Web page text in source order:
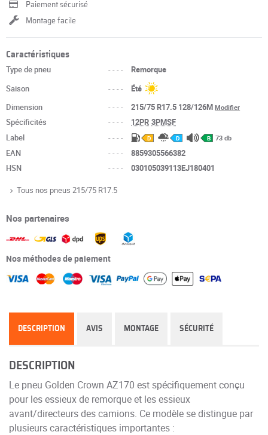
Paiement sécurisé
Montage facile
Caractéristiques
Type de pneu ----
Remorque
Saison
----
Été
Dimension
---- 215/75 R17.5 128/126MModifier
Spécificités ---- 12PR 3PMSF
Label
---- D D B 73 db
EAN ----
8859305566382
HSN
---- 030105039113EJ180401
Tous nos pneus 215/75 R17.5
Nos partenaires
Nos méthodes de paiement
DESCRIPTION AVIS MONTAGE SÉCURITÉ
DESCRIPTION
Le pneu Golden Crown AZ170 est spécifiquement conçu
pour les essieux de remorque et les essieux
avant/directeurs des camions. Ce modèle se distingue par
plusieurs caractéristiques importantes :